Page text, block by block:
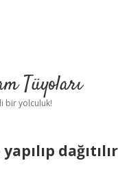
Tüyoları
bir yolculuk!
dağıtılır